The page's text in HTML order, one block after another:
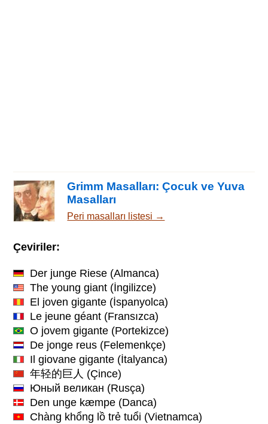
Grimm Masalları: Çocuk ve Yuva
Masalları
Peri masalları listesi →
Çeviriler:
Der junge Riese (Almanca)
The young giant (İngilizce)
El joven gigante (İspanyolca)
Le jeune géant (Fransızca)
O jovem gigante (Portekizce)
De jonge reus (Felemenkçe)
Il giovane gigante (İtalyanca)
年轻的巨人 (Çince)
Юный великан (Rusça)
Den unge kæmpe (Danca)
Chàng khổng lồ trẻ tuổi (Vietnamca)